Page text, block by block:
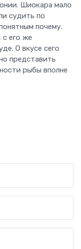
Шиокара мало
судить по
почему.
его же
О вкусе сего
представить
рыбы вполне